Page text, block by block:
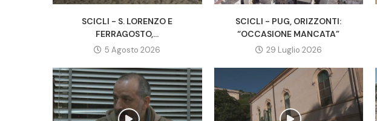
SCICLI - S. LORENZO E
FERRAGOSTO,...
5 Agosto 2026
SCICLI - PUG, ORIZZONTI:
“OCCASIONE MANCATA”
29 Luglio 2026